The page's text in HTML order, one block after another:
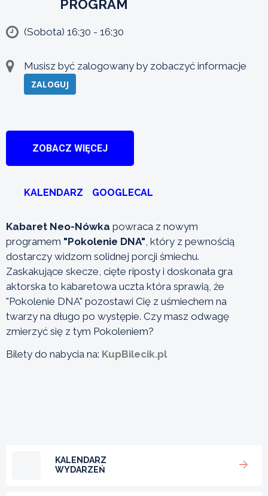
PROGRAM
(Sobota) 16:30 - 16:30
Musisz być zalogowany by zobaczyć informacje
ZALOGUJ
ZOBACZ WIĘCEJ
KALENDARZ GOOGLECAL
Kabaret Neo-Nówka powraca z nowym
programem "Pokolenie DNA" , który z pewnością
dostarczy widzom solidnej porcji śmiechu.
Zaskakujące skecze, cięte riposty i doskonała gra
aktorska to kabaretowa uczta która sprawią, że
"Pokolenie DNA" pozostawi Cię z uśmiechem na
twarzy na długo po występie. Czy masz odwagę
zmierzyć się z tym Pokoleniem?
Bilety do nabycia na: KupBilecik.pl
KALENDARZ
WYDARZEŃ